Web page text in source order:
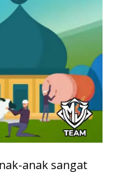
anak sangat